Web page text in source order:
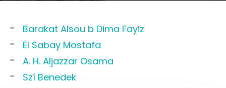
Barakat Alsou b Dima Fayiz
El Sabay Mostafa
A. H. Aljazzar Osama
Szí Benedek